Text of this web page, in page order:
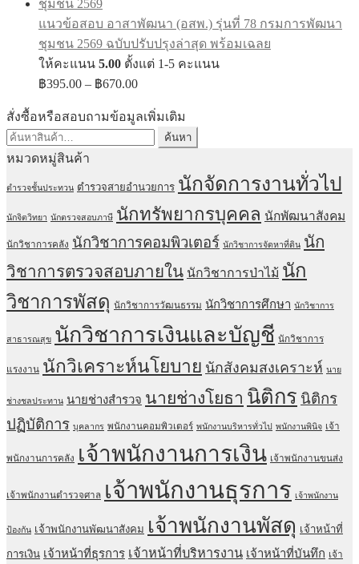
฿670.00
แนวข้อสอบ อาสาพัฒนา (อสพ.) รุ่นที่ 78 กรมการพัฒนา
ชุมชน 2569 ฉบับปรับปรุงล่าสุด พร้อมเฉลย
ให้คะแนน 5.00 ตั้งแต่ 1-5 คะแนน
฿395.00 – ฿670.00Price
฿395.00
through
฿670.00
สั่งซื้อหรือสอบถามข้อมูลเพิ่มเติม
ค้นหา:
ค้นหา
หมวดหมู่สินค้า
ตำรวจชั้นประทวน ตำรวจสายอำนวยการ นักจัดการงานทั่วไป
นักจิตวิทยา นักตรวจสอบภาษี นักทรัพยากรบุคคล นักพัฒนาสังคม
นักวิชาการคลัง นักวิชาการคอมพิวเตอร์ นักวิชาการจัดหาที่ดิน นัก
วิชาการตรวจสอบภายใน นักวิชาการป่าไม้ นัก
วิชาการพัสดุ นักวิชาการวัฒนธรรม นักวิชาการศึกษา นักวิชาการ
สาธารณสุข นักวิชาการเงินและบัญชี นักวิชาการ
แรงงาน นักวิเคราะห์นโยบาย นักสังคมสงเคราะห์ นาย
ช่างชลประทาน นายช่างสำรวจ นายช่างโยธา นิติกร นิติกร
ปฏิบัติการ บุคลากร พนักงานคอมพิวเตอร์ พนักงานบริหารทั่วไป พนักงานพินิจ เจ้า
พนักงานการคลัง เจ้าพนักงานการเงิน เจ้าพนักงานขนส่ง
เจ้าพนักงานตำรวจศาล เจ้าพนักงานธุรการ เจ้าพนักงาน
ป้องกัน เจ้าพนักงานพัฒนาสังคม เจ้าพนักงานพัสดุ เจ้าหน้าที่
การเงิน เจ้าหน้าที่ธุรการ เจ้าหน้าที่บริหารงาน เจ้าหน้าที่บันทึก เจ้า